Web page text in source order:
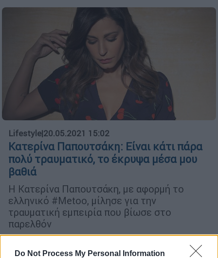
Do Not Process My Personal Information
Lifestyle|20.05.2021 15:02
Κατερίνα Παπουτσάκη: Είναι κάτι πάρα
πολύ τραυματικό, το έκρυψα μέσα μου
βαθιά
Η Κατερίνα Παπουτσάκη, με αφορμή το
ελληνικό #Metoo, μίλησε για την
τραυματική εμπειρία που βίωσε στο
παρελθόν